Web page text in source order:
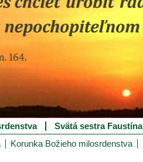
Svätá sestra Faustína
Korunka Božieho milosrdenstva